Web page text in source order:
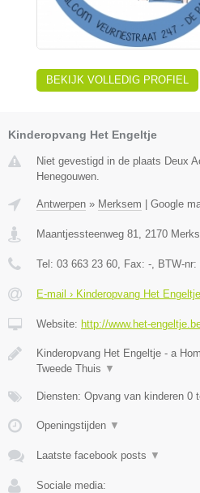
BEKIJK VOLLEDIG PROFIEL
Kinderopvang Het Engeltje
Niet gevestigd in de plaats Deux
Henegouwen.
Antwerpen » Merksem Google
Maantjessteenweg 81 2170
Tel: 03 663 23 60 , Fax: - , BTW-nr:
E-mail › Kinderopvang Het Engeltje
Website: http://www.het-
Kinderopvang Het Engeltje - a
Tweede Thuis ▼
Diensten: Opvang van kinderen 0
Openingstijden ▼
Laatste facebook posts ▼
Sociale media: